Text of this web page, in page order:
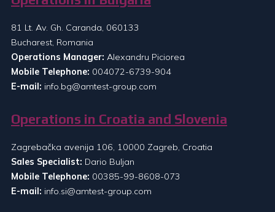
81 Lt. Av. Gh. Caranda, 060133
Bucharest, Romania
Operations Manager: Alexandru Piciorea
Mobile Telephone: 004072-6739-904
E-mail: info.bg@amtest-group.com
Operations in Croatia and Slovenia
Zagrebačka avenija 106, 10000 Zagreb, Croatia
Sales Specialist: Dario Buljan
Mobile Telephone: 00385-99-8608-073
E-mail: info.si@amtest-group.com